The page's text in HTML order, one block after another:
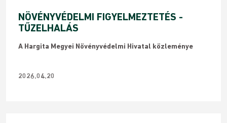
NÖVÉNYVÉDELMI FIGYELMEZTETÉS -
TŰZELHALÁS
A Hargita Megyei Növényvédelmi Hivatal közleménye
2026.04.20